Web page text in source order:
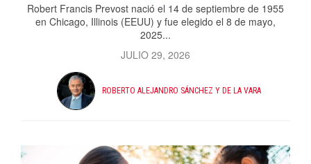
Robert Francis Prevost nació el 14 de septiembre de 1955
en Chicago, Illinois (EEUU) y fue elegido el 8 de mayo,
2025...
JULIO 29, 2026
ROBERTO ALEJANDRO SÁNCHEZ Y DE LA VARA